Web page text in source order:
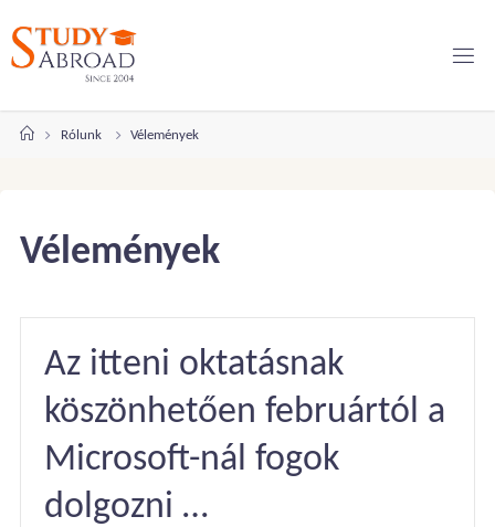
tartalomhoz
Kezdőlap
Rólunk Vélemények
Vélemények
Az itteni oktatásnak
köszönhetően februártól a
Microsoft-nál fogok
dolgozni …